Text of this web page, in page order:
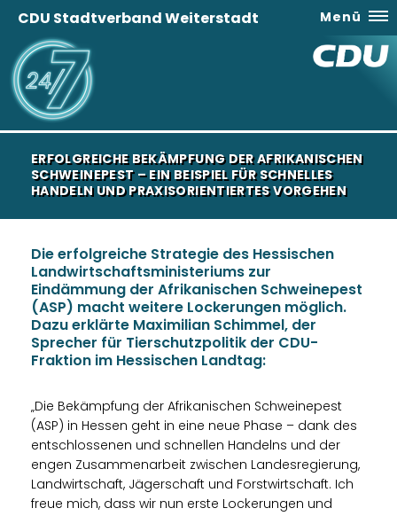
CDU Stadtverband Weiterstadt Menü
ERFOLGREICHE BEKÄMPFUNG DER AFRIKANISCHEN
SCHWEINEPEST – EIN BEISPIEL FÜR SCHNELLES
HANDELN UND PRAXISORIENTIERTES VORGEHEN
Die erfolgreiche Strategie des Hessischen
Landwirtschaftsministeriums zur
Eindämmung der Afrikanischen Schweinepest
(ASP) macht weitere Lockerungen möglich.
Dazu erklärte Maximilian Schimmel, der
Sprecher für Tierschutzpolitik der CDU-
Fraktion im Hessischen Landtag:
Die Bekämpfung der Afrikanischen Schweinepest
(ASP) in Hessen geht in eine neue Phase – dank des
entschlossenen und schnellen Handelns und der
engen Zusammenarbeit zwischen Landesregierung,
Landwirtschaft, Jägerschaft und Forstwirtschaft. Ich
freue mich, dass wir nun erste Lockerungen und